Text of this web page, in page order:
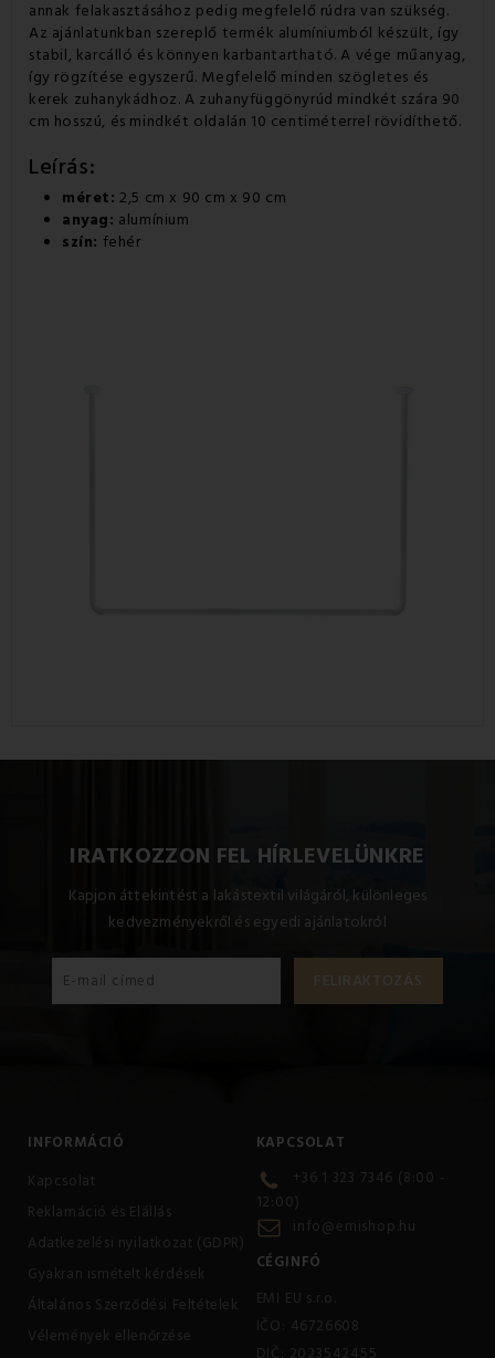
annak felakasztásához pedig megfelelő rúdra van szükség.
Az ajánlatunkban szereplő termék alumíniumból készült, így
stabil, karcálló és könnyen karbantartható. A vége műanyag,
így rögzítése egyszerű. Megfelelő minden szögletes és
kerek zuhanykádhoz. A zuhanyfüggönyrúd mindkét szára 90
cm hosszú, és mindkét oldalán 10 centiméterrel rövidíthető.
Leírás:
méret: 2,5 cm x 90 cm x 90 cm
anyag: alumínium
szín: fehér
IRATKOZZON FEL HÍRLEVELÜNKRE
Kapjon áttekintést a lakástextil világáról, különleges
kedvezményekről és egyedi ajánlatokról
INFORMÁCIÓ
Kapcsolat
Reklamáció és Elállás
Adatkezelési nyilatkozat (GDPR)
Gyakran ismételt kérdések
Általános Szerződési Feltételek
Vélemények ellenőrzése
KAPCSOLAT
+36 1 323 7346 (8:00 -
12:00)
info@emishop.hu
CÉGINFÓ
EMI EU s.r.o.
IČO: 46726608